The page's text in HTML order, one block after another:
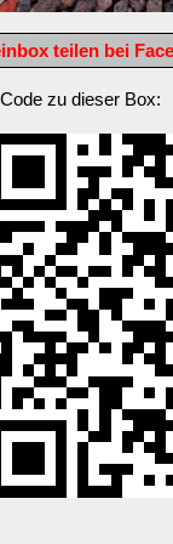
teilen bei
zu dieser Box: